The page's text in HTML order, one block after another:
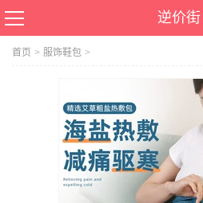
逆价街
首页 > 服饰鞋包 >